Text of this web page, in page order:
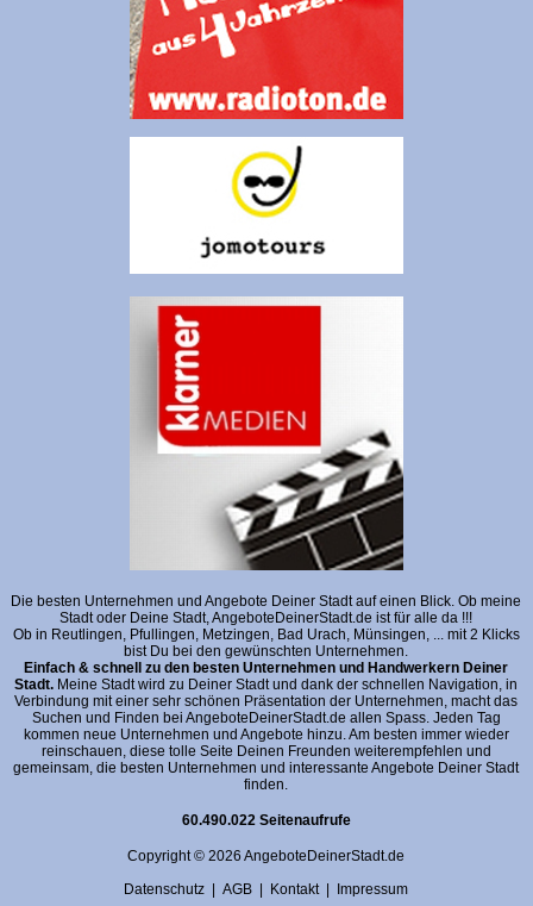
Die besten Unternehmen und Angebote Deiner Stadt auf einen Blick. Ob meine
Stadt oder Deine Stadt, AngeboteDeinerStadt.de ist für alle da !!!
Ob in Reutlingen, Pfullingen, Metzingen, Bad Urach, Münsingen, ... mit 2 Klicks
bist Du bei den gewünschten Unternehmen.
Einfach & schnell zu den besten Unternehmen und Handwerkern Deiner
Stadt. Meine Stadt wird zu Deiner Stadt und dank der schnellen Navigation, in
Verbindung mit einer sehr schönen Präsentation der Unternehmen, macht das
Suchen und Finden bei AngeboteDeinerStadt.de allen Spass. Jeden Tag
kommen neue Unternehmen und Angebote hinzu. Am besten immer wieder
reinschauen, diese tolle Seite Deinen Freunden weiterempfehlen und
gemeinsam, die besten Unternehmen und interessante Angebote Deiner Stadt
finden.
60.490.022 Seitenaufrufe
Copyright © 2026 AngeboteDeinerStadt.de
Datenschutz |AGB | Kontakt| Impressum